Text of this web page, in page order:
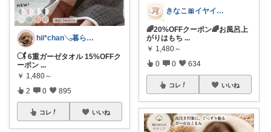
hii*chan𓂅暮らしと子ども
𓋜 6重ガーゼタオル 15%OFFク
ーポン ...
￥ 1,480～
2 0 895
コレ いいね
きなこ🎀イヤイヤ期育児中
🌈20%OFFクーポン🌈お風呂上
がりはもち ...
￥ 1,480～
0 0 634
コレ いいね